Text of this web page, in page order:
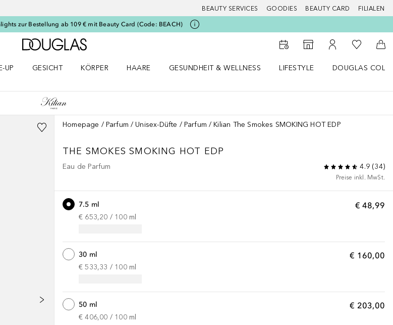
BEAUTY SERVICES GOODIES BEAUTY CARD FILIALEN
zur Bestellung ab 109 € mit Beauty Card (Code: BEACH)
Zur Douglas Startseite
Zum Storefinder
Zu Meinem
Zu Meiner
UP
GESICHT
KÖRPER
HAARE
GESUNDHEIT & WELLNESS
LIFESTYLE
DOUGLAS
Homepage Parfum Unisex-Düfte Parfum Kilian The Smokes SMOKING HOT EDP
THE SMOKES SMOKING HOT EDP
Eau de Parfum 4.9(34)
Preise inkl. MwSt.
€ 48,99
7.5 ml
€ 653,20 / 100 ml
€ 160,00
30 ml
€ 533,33 / 100 ml
€ 203,00
50 ml
€ 406,00 / 100 ml